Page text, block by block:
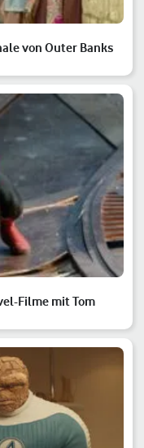
von Outer Banks
Filme mit Tom